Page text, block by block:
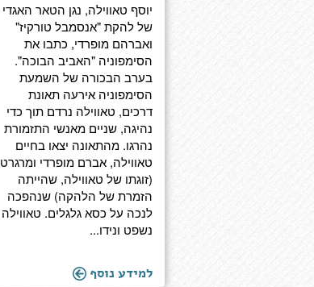
יוסף טאווילה, נגן הטאר האגדי
של להקת "אנסמבל טורקיז"
ואברהם מופרדי, כתבו את
הסימפוניה "האביב הבוכה".
בערב הבכורה של השמעת
הסימפוניה אירעה תאונת
דרכים, טאווילה נרדם תוך כדי
נהיגה, שניים מאנשי התזמורת
נהרגו. מהתאונה יצאו בחיים
טאווילה, אברם מופרדי ומרגרט
(זוגתו של טאווילה, שהייתה
הזמרת של הלהקה) שנהפכה
לנכה על כסא גלגלים. טאווילה
נשפט ונידו...
למידע נוסף